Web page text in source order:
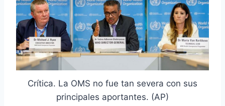
Crítica. La OMS no fue tan severa con sus
principales aportantes. (AP)